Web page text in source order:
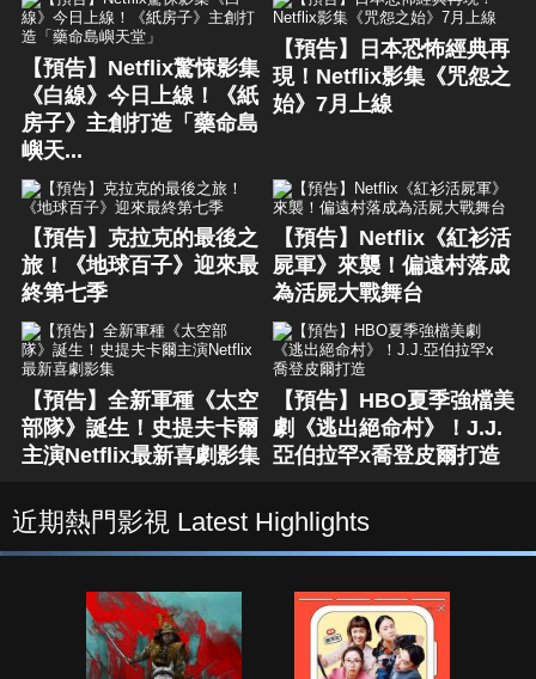
【預告】Netflix驚悚影集
《白線》今日上線！《紙
房子》主創打造「藥命島
嶼天...
【預告】日本恐怖經典再
現！Netflix影集《咒怨之
始》7月上線
【預告】克拉克的最後之
旅！《地球百子》迎來最
終第七季
【預告】Netflix《紅衫活
屍軍》來襲！偏遠村落成
為活屍大戰舞台
【預告】全新軍種《太空
部隊》誕生！史提夫卡爾
主演Netflix最新喜劇影集
【預告】HBO夏季強檔美
劇《逃出絕命村》！J.J.
亞伯拉罕x喬登皮爾打造
近期熱門影視 Latest Highlights